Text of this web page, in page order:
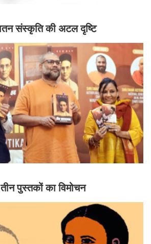
संस्कृति की अटल दृष्टि
पुस्तकों का विमोचन